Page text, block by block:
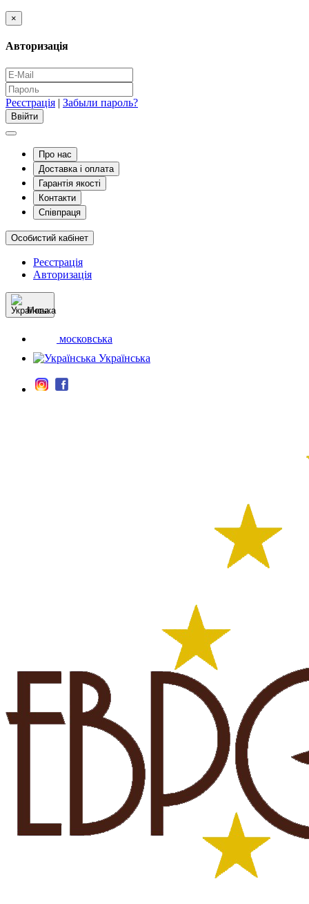
×
Авторизація
Реєстрація | Забыли пароль?
Про нас
Доставка і оплата
Гарантія якості
Контакти
Співпраця
Особистий кабінет
Реєстрація
Авторизація
Мова
московська
Українська